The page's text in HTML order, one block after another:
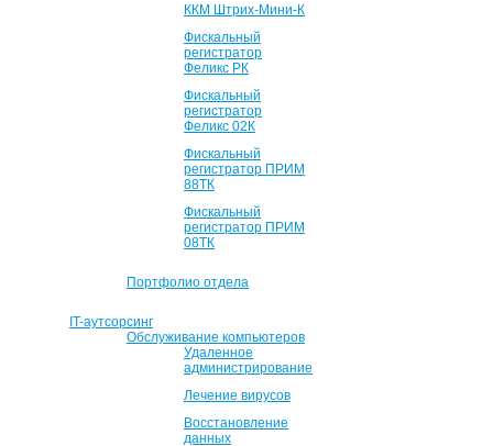
ККМ Штрих-Мини-К
Фискальный
регистратор
Феликс РК
Фискальный
регистратор
Феликс 02К
Фискальный
регистратор ПРИМ
88ТК
Фискальный
регистратор ПРИМ
08ТК
Портфолио отдела
IT-аутсорсинг
Обслуживание компьютеров
Удаленное
администрирование
Лечение вирусов
Восстановление
данных